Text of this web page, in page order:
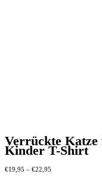
Verrückte Katze
Kinder T-Shirt
€19,95 – €22,95